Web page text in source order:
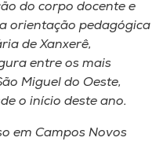
do corpo docente e
orientação pedagógica
de Xanxerê,
entre os mais
Miguel do Oeste,
o início deste ano.
em Campos Novos